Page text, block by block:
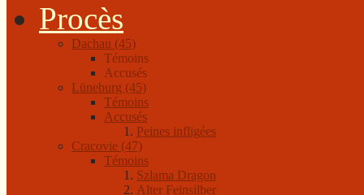
Procès
Dachau (45)
Témoins
Accusés
Lüneburg (45)
Témoins
Accusés
Peines infligées
Cracovie (47)
Témoins
Szlama Dragon
Alter Feinsilber